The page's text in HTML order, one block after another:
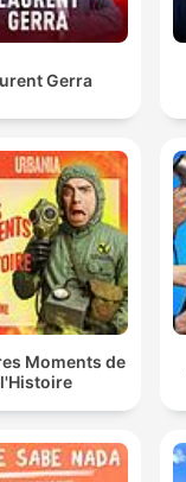
Gerra
Moments de
l'Histoire